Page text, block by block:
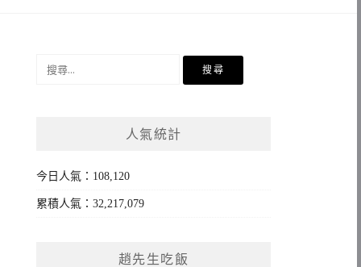
人氣統計
今日人氣：108,120
累積人氣：32,217,079
趙先生吃飯